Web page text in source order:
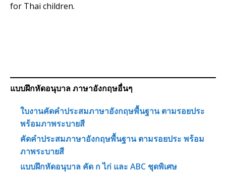
for Thai children.
แบบฝึกหัดอนุบาล ภาษาอังกฤษอื่นๆ
ใบงานคัดคำประสมภาษาอังกฤษพื้นฐาน ตามรอยประ
พร้อมภาพระบายสี
คัดคำประสมภาษาอังกฤษพื้นฐาน ตามรอยประ พร้อม
ภาพระบายสี
แบบฝึกหัดอนุบาล คัด ก ไก่ และ ABC ชุดพิเศษ